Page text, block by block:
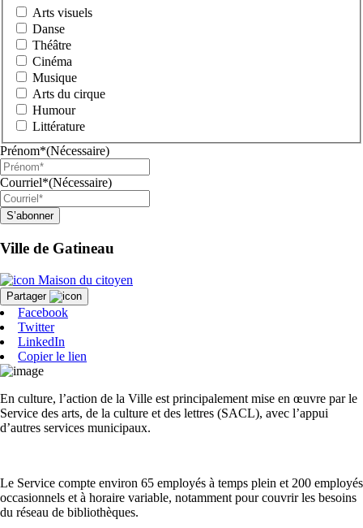
Arts visuels
Danse
Théâtre
Cinéma
Musique
Arts du cirque
Humour
Littérature
Prénom*(Nécessaire)
Courriel*(Nécessaire)
S’abonner
Ville de Gatineau
Maison du citoyen
Partager
Facebook
Twitter
LinkedIn
Copier le lien
En culture, l’action de la Ville est principalement mise en œuvre par le
Service des arts, de la culture et des lettres (SACL), avec l’appui
d’autres services municipaux.
Le Service compte environ 65 employés à temps plein et 200 employés
occasionnels et à horaire variable, notamment pour couvrir les besoins
du réseau de bibliothèques.